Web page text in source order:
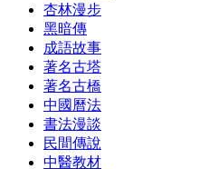
杏林漫步
黑暗傳
成語故事
著名古塔
著名古橋
中國曆法
書法漫談
民間傳說
中醫教材